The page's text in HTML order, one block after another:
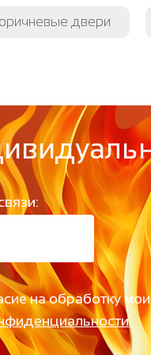
двери
на обработку
.